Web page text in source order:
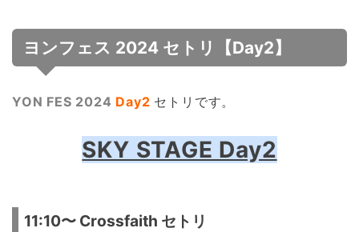
ヨンフェス 2024 セトリ【Day2】
YON FES 2024 Day2 セトリです。
SKY STAGE Day2
11:10〜 Crossfaith セトリ